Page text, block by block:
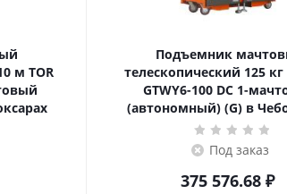
Подъемник
телескопический 125 кг 6 м TOR
GTWY6-100 DC 1-
(автономный) (G) в
Под заказ
375 576.68₽